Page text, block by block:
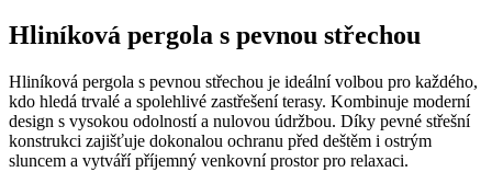
Hliníková pergola s pevnou střechou
Hliníková pergola s pevnou střechou je ideální volbou pro každého,
kdo hledá trvalé a spolehlivé zastřešení terasy. Kombinuje moderní
design s vysokou odolností a nulovou údržbou. Díky pevné střešní
konstrukci zajišťuje dokonalou ochranu před deštěm i ostrým
sluncem a vytváří příjemný venkovní prostor pro relaxaci.